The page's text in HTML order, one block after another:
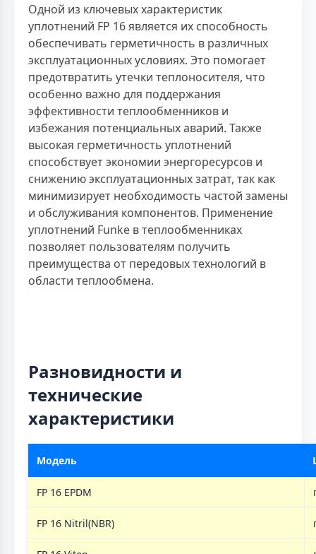
Одной из ключевых характеристик
уплотнений FP 16 является их способность
обеспечивать герметичность в различных
эксплуатационных условиях. Это помогает
предотвратить утечки теплоносителя, что
особенно важно для поддержания
эффективности теплообменников и
избежания потенциальных аварий. Также
высокая герметичность уплотнений
способствует экономии энергоресурсов и
снижению эксплуатационных затрат, так как
минимизирует необходимость частой замены
и обслуживания компонентов. Применение
уплотнений Funke в теплообменниках
позволяет пользователям получить
преимущества от передовых технологий в
области теплообмена.
Разновидности и
технические
характеристики
Модель
FP 16 EPDM
FP 16 Nitril(NBR)